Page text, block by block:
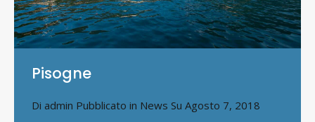
Pisogne
Di admin Pubblicato in News Su Agosto 7, 2018